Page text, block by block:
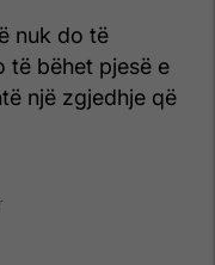
nuk do të
të bëhet pjesë e
një zgjedhje që